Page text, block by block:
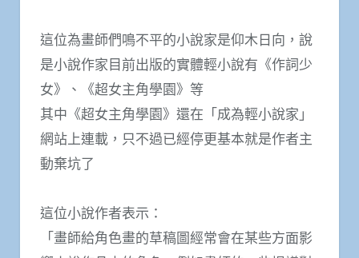
這位為畫師們鳴不平的小說家是仰木日向，說
是小說作家目前出版的實體輕小說有《作詞少
女》、《超女主角學園》等
其中《超女主角學園》還在「成為輕小說家」
網站上連載，只不過已經停更基本就是作者主
動棄坑了
這位小說作者表示：
「畫師給角色畫的草稿圖經常會在某些方面影